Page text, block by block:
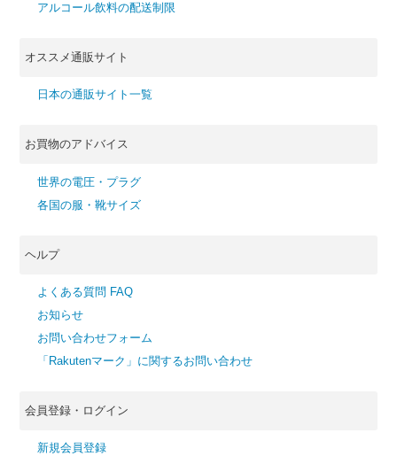
アルコール飲料の配送制限
オススメ通販サイト
日本の通販サイト一覧
お買物のアドバイス
世界の電圧・プラグ
各国の服・靴サイズ
ヘルプ
よくある質問 FAQ
お知らせ
お問い合わせフォーム
「Rakutenマーク」に関するお問い合わせ
会員登録・ログイン
新規会員登録